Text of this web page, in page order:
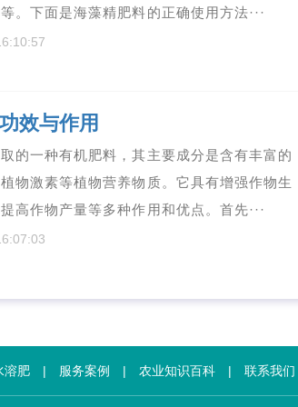
。下面是海藻精肥料的正确使用方法···
效与作用
的一种有机肥料，其主要成分是含有丰富的
物激素等植物营养物质。它具有增强作物生
高作物产量等多种作用和优点。首先···
溶肥 | 服务案例 | 农业知识百科 | 联系我们